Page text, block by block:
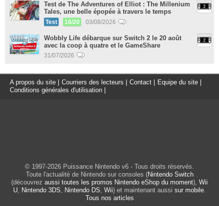
Test de The Adventures of Elliot : The Millenium
Tales, une belle épopée à travers le temps
Test 16/20 03/08/2026
Wobbly Life débarque sur Switch 2 le 20 août
avec la coop à quatre et le GameShare
31/07/2026
A propos du site Courriers des lecteurs Contact Equipe du site
Conditions générales d'utilisation
© 1997-2026 Puissance Nintendo v6 - Tous droits réservés.
Toute l'actualité de Nintendo sur consoles (Nintendo Switch
(découvrez aussi toutes les promos Nintendo eShop du moment), Wii
U, Nintendo 3DS, Nintendo DS, Wii) et maintenant aussi sur mobile.
Tous nos articles